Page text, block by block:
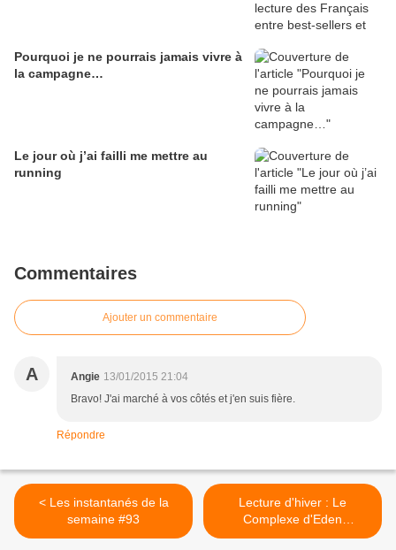
Pourquoi je ne pourrais jamais vivre à
la campagne…
Le jour où j’ai failli me mettre au
running
Commentaires
Ajouter un commentaire
A Angie 13/01/2015 21:04
Bravo! J'ai marché à vos côtés et j'en suis fière.
Répondre
< Les instantanés de la
semaine #93
Lecture d'hiver : Le
Complexe d'Eden
Bellwether >